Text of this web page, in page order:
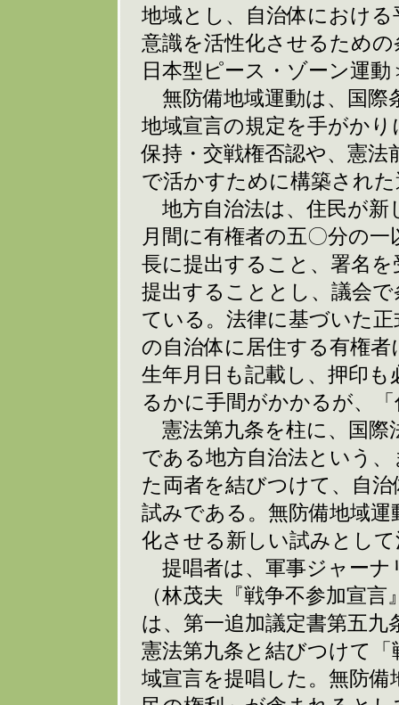
地域とし、自治体におけ
意識を活性化させるため
日本型ピース・ゾーン運
無防備地域運動は、国際
地域宣言の規定を手がか
保持・交戦権否認や、憲法
で活かすために構築され
地方自治法は、住民が新
月間に有権者の五〇分の
長に提出すること、署名
提出することとし、議会
ている。法律に基づいた
の自治体に居住する有権
生年月日も記載し、押印
るかに手間がかかるが、
憲法第九条を柱に、国際
である地方自治法という
た両者を結びつけて、自
試みである。無防備地域
化させる新しい試みとし
提唱者は、軍事ジャーナ
（林茂夫『戦争不参加宣
は、第一追加議定書第五
憲法第九条と結びつけて
域宣言を提唱した。無防